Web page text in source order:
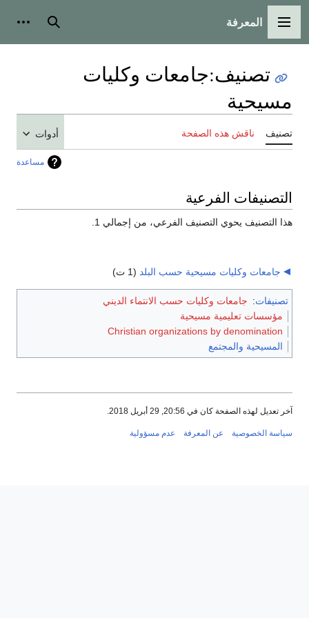
القائمة الرئيسية
المعرفة بحث
تصنيف:جامعات وكليات
مسيحية
تصنيف ناقش هذه الصفحة أدوات
مساعدة
التصنيفات الفرعية
هذا التصنيف يحوي التصنيف الفرعي، من إجمالي 1.
جامعات وكليات مسيحية حسب البلد (1 ت)
تصنيفات: جامعات وكليات حسب الانتماء الديني
مؤسسات تعليمية مسيحية
Christian organizations by denomination
المسيحية والمجتمع
آخر تعديل لهذه الصفحة كان في 20:56, 29 أبريل 2018.
سياسة الخصوصية عن المعرفة عدم مسؤولية